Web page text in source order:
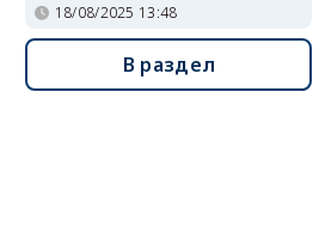
18/08/2025 13:48
В раздел